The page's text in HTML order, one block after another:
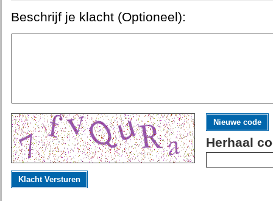
Beschrijf je klacht (Optioneel):
Nieuwe code
Herhaal
Klacht Versturen